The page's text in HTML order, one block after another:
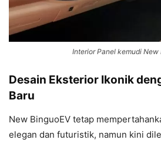
Interior Panel kemudi New
Desain Eksterior Ikonik
Baru
New BinguoEV tetap
elegan dan futuristik, namun kini